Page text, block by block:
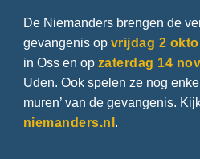
De Niemanders brengen de
gevangenis op vrijdag 2
in Oss en op zaterdag 14
Uden. Ook spelen ze nog
muren’ van de gevangenis.
niemanders.nl